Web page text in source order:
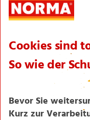
Logistik
Filialnetz
Karriere
Verantwortung/CSR
NORMA News